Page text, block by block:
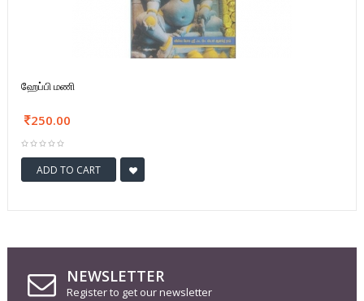
ஹேப்பி மணி
250.00
ADD TO CART
NEWSLETTER
Register to get our newsletter